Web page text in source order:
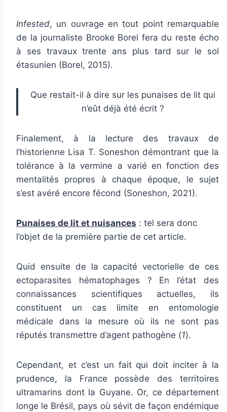
Infested, un ouvrage en tout point remarquable
de la journaliste Brooke Borel fera du reste écho
à ses travaux trente ans plus tard sur le sol
étasunien (Borel, 2015).
Que restait-il à dire sur les punaises de lit qui
n’eût déjà été écrit ?
Finalement, à la lecture des travaux de
l’historienne Lisa T. Soneshon démontrant que la
tolérance à la vermine a varié en fonction des
mentalités propres à chaque époque, le sujet
s’est avéré encore fécond (Soneshon, 2021).
Punaises de lit et nuisances : tel sera donc
l’objet de la première partie de cet article.
Quid ensuite de la capacité vectorielle de ces
ectoparasites hématophages ? En l’état des
connaissances scientifiques actuelles, ils
constituent un cas limite en entomologie
médicale dans la mesure où ils ne sont pas
réputés transmettre d’agent pathogène (1).
Cependant, et c’est un fait qui doit inciter à la
prudence, la France possède des territoires
ultramarins dont la Guyane. Or, ce département
longe le Brésil, pays où sévit de façon endémique